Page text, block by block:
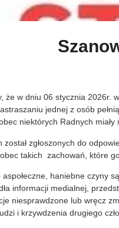
że w dniu 06 stycznia 2026r.
jednej z osób
niektórych Radnych miały
zgłoszonych do
takich zachowań,
haniebne czyny
informacji medialnej,
niesprawdzone lub wręcz
i krzywdzenia drugiego